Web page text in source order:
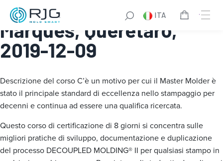
ITA
Master Molder® I: El
Marques, Queretaro,
2019-12-09
Descrizione del corsoC’è un motivo per cui il Master Molder è
stato il principale standard di eccellenza nello stampaggio per
decenni e continua ad essere una qualifica ricercata.
Questo corso di certificazione di 8 giorni si concentra sulle
migliori pratiche di sviluppo, documentazione e duplicazione
del processo DECOUPLED MOLDING® II per qualsiasi stampo in